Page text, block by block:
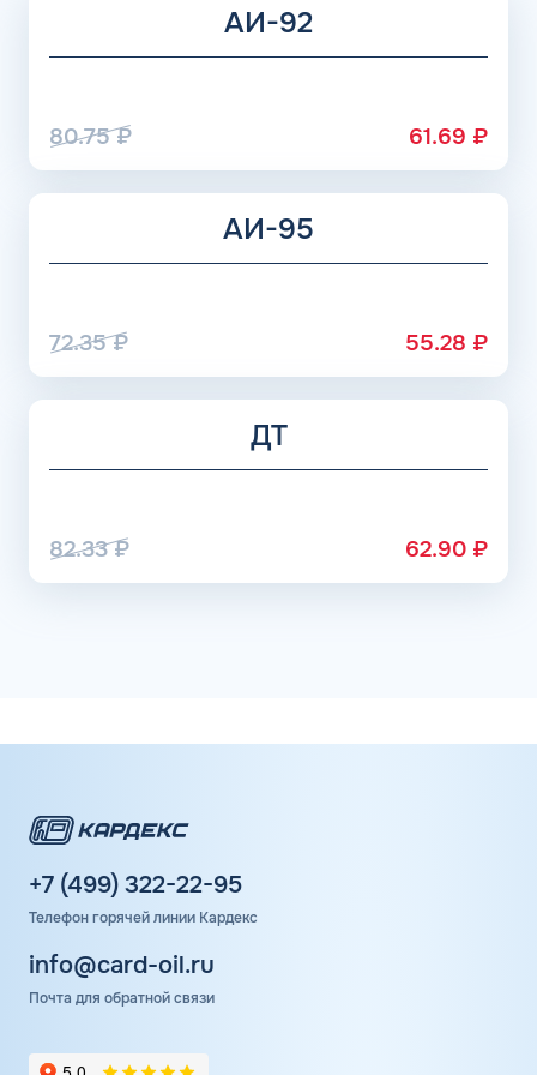
Премиальные составы могут выдерживать понижение
значений до -120 градусов (зависит от изготовителя), в
жидкость добавляются недешевые присадки, но и
АИ-92
80.75₽ 61.69 ₽
АИ-95
72.35₽ 55.28 ₽
ДТ
82.33₽ 62.90 ₽
+7 (499) 322-22-95
Телефон горячей линии Кардекс
info@card-oil.ru
Почта для обратной связи